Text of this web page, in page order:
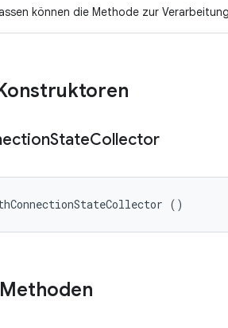
können die Methode zur
StateCollector
()